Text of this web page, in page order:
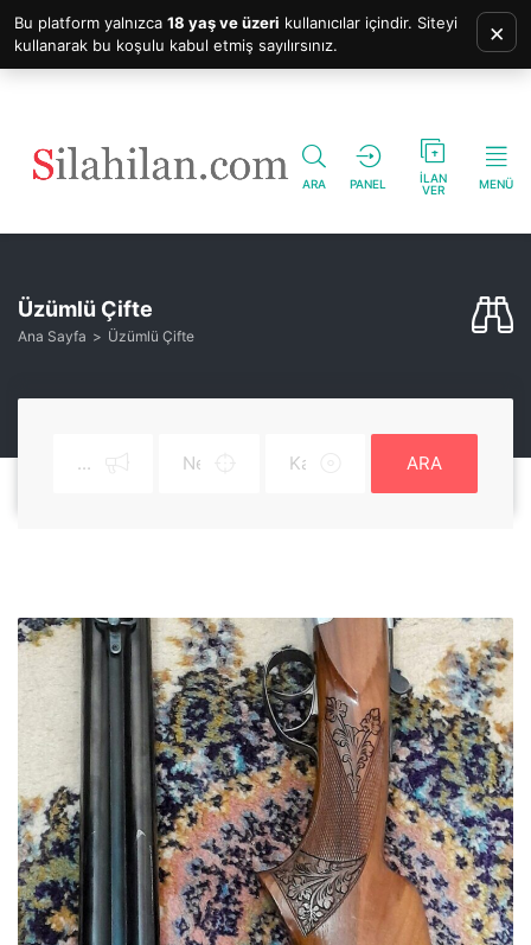
ARA PANEL
İLAN
VER
MENÜ
Üzümlü Çifte
Ana Sayfa Üzümlü Çifte
ARA
Bu platform yalnızca 18 yaş ve üzeri kullanıcılar içindir. Siteyi
kullanarak bu koşulu kabul etmiş sayılırsınız.
×